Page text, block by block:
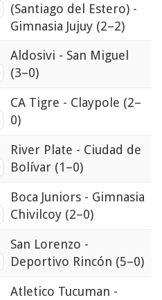
(Santiago del Estero) -
Gimnasia Jujuy (2–2)
Aldosivi - San Miguel
(3–0)
CA Tigre - Claypole (2–
0)
River Plate - Ciudad de
Bolívar (1–0)
Boca Juniors - Gimnasia
Chivilcoy (2–0)
San Lorenzo -
Deportivo Rincón (5–0)
Atletico Tucuman -